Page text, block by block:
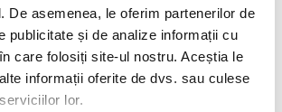
De asemenea, le oferim partenerilor de
publicitate și de analize informații cu
care folosiți site-ul nostru. Aceștia le
informații oferite de dvs. sau culese
lor.